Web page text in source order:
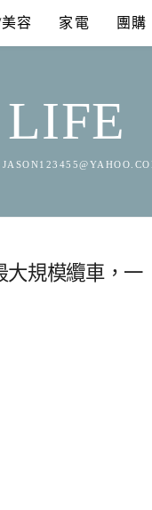
容 家電 團購
大規模纜車，一